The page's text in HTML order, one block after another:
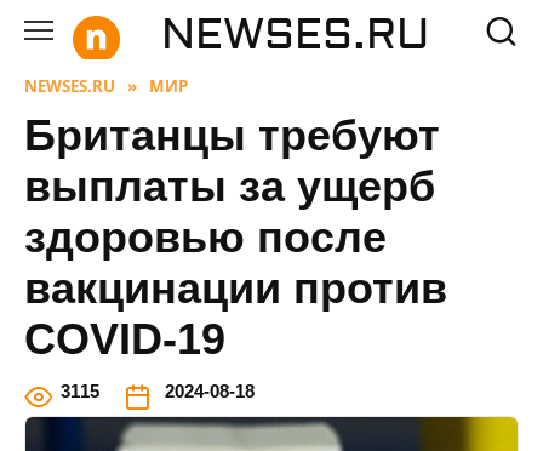
Перейти
содержанию
NEWSES.RU
NEWSES.RU » МИР
Британцы требуют
выплаты за ущерб
здоровью после
вакцинации против
COVID-19
3115 2024-08-18